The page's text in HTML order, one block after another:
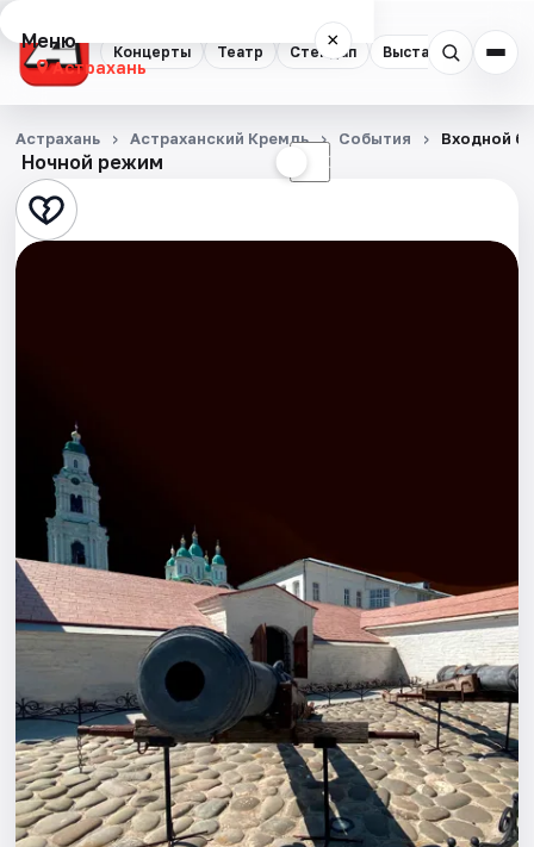
Концерты Театр Стендап Выставки
Меню ×
Астрахань
Концерты
Театр
Стендап
Спорт
События
Города
Площадки
Артисты
Рейтинги
Ночной режим ☾
Астрахань Астраханский Кремль События Входной